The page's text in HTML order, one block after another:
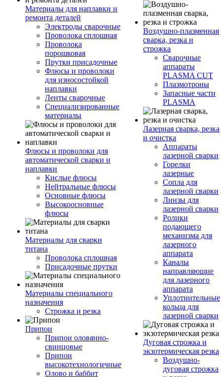
Материалы для наплавки и
ремонта деталей
Электроды сварочные
Проволока сплошная
Проволока
порошковая
Прутки присадочные
Флюсы и проволоки
для износостойкой
наплавки
Ленты сварочные
Специализированные
материалы
Флюсы и проволоки для
автоматической сварки и
наплавки
Кислые флюсы
Нейтральные флюсы
Основные флюсы
Высокоосновные
флюсы
Материалы для сварки
титана
Проволока сплошная
Присадочные прутки
Материалы специального
назначения
Строжка и резка
Припои
Припои оловянно-
свинцовые
Припои
высокотехнологичные
Олово и баббит
Воздушно-плазменная
сварка, резка и
строжка
Сварочные
аппараты
PLASMA CUT
Плазмотроны
Запасные части
PLASMA
Лазерная сварка, резка
и очистка
Аппараты
лазерной сварки
Горелки
лазерные
Сопла для
лазерной сварки
Линзы для
лазерной сварки
Ролики
подающего
механизма для
лазерного
аппарата
Каналы
направляющие
для лазерного
аппарата
Уплотнительные
кольца для
лазерной сварки
Дуговая строжка и
экзотермическая резка
Воздушно-
дуговая строжка